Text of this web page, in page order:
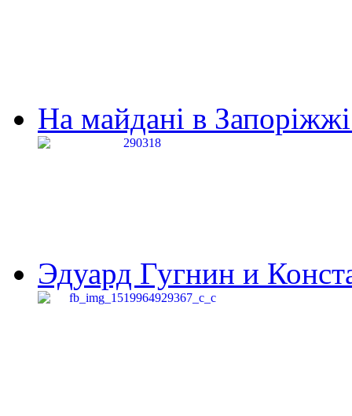
На майдані в
Эдуард Гугнин и